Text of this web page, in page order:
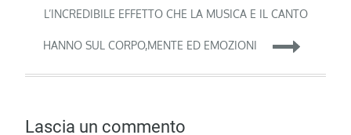
articoli
L’INCREDIBILE EFFETTO CHE LA MUSICA E IL CANTO
HANNO SUL CORPO,MENTE ED EMOZIONI
Lascia un commento